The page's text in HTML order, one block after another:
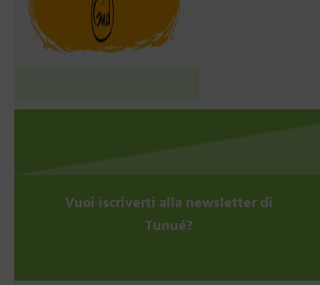
Vuoi iscriverti alla newsletter di
Tunué?